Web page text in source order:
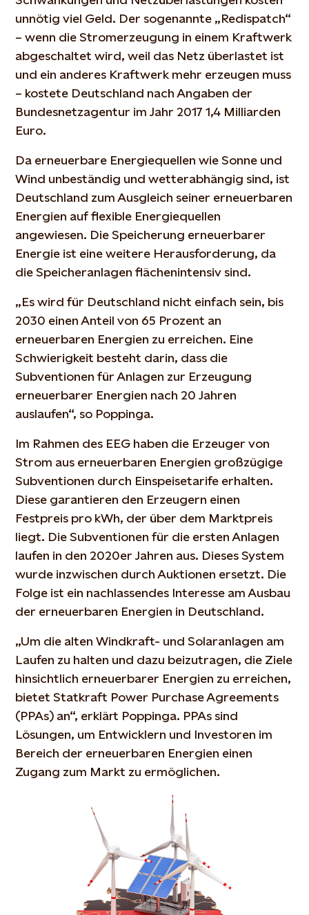
unnötig viel Geld. Der sogenannte „Redispatch“
– wenn die Stromerzeugung in einem Kraftwerk
abgeschaltet wird, weil das Netz überlastet ist
und ein anderes Kraftwerk mehr erzeugen muss
– kostete Deutschland nach Angaben der
Bundesnetzagentur im Jahr 2017 1,4 Milliarden
Euro.
Da erneuerbare Energiequellen wie Sonne und
Wind unbeständig und wetterabhängig sind, ist
Deutschland zum Ausgleich seiner erneuerbaren
Energien auf flexible Energiequellen
angewiesen. Die Speicherung erneuerbarer
Energie ist eine weitere Herausforderung, da
die Speicheranlagen flächenintensiv sind.
„Es wird für Deutschland nicht einfach sein, bis
2030 einen Anteil von 65 Prozent an
erneuerbaren Energien zu erreichen. Eine
Schwierigkeit besteht darin, dass die
Subventionen für Anlagen zur Erzeugung
erneuerbarer Energien nach 20 Jahren
auslaufen“, so Poppinga.
Im Rahmen des EEG haben die Erzeuger von
Strom aus erneuerbaren Energien großzügige
Subventionen durch Einspeisetarife erhalten.
Diese garantieren den Erzeugern einen
Festpreis pro kWh, der über dem Marktpreis
liegt. Die Subventionen für die ersten Anlagen
laufen in den 2020er Jahren aus. Dieses System
wurde inzwischen durch Auktionen ersetzt. Die
Folge ist ein nachlassendes Interesse am Ausbau
der erneuerbaren Energien in Deutschland.
„Um die alten Windkraft- und Solaranlagen am
Laufen zu halten und dazu beizutragen, die Ziele
hinsichtlich erneuerbarer Energien zu erreichen,
bietet Statkraft Power Purchase Agreements
(PPAs) an“, erklärt Poppinga. PPAs sind
Lösungen, um Entwicklern und Investoren im
Bereich der erneuerbaren Energien einen
Zugang zum Markt zu ermöglichen.